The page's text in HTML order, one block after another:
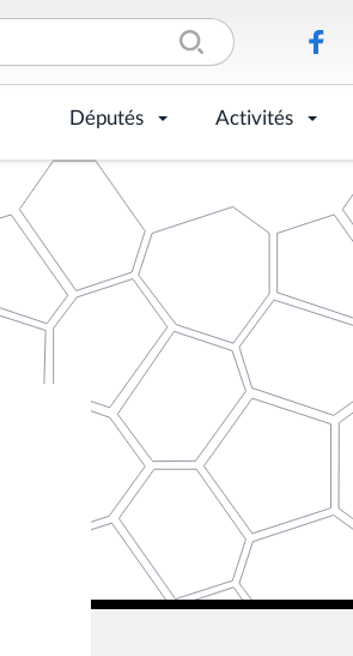
Députés Activités